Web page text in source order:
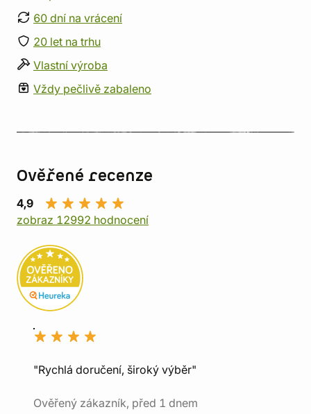
60 dní na vrácení
20 let na trhu
Vlastní výroba
Vždy pečlivě zabaleno
Ověřené recenze
4,9
zobraz 12992 hodnocení
"Rychlá doručení, široký výběr"
Ověřený zákazník, před 1 dnem